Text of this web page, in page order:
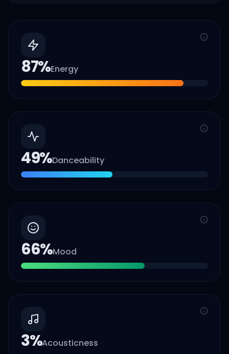
87%Energy
49%Danceability
66%Mood
3%Acousticness